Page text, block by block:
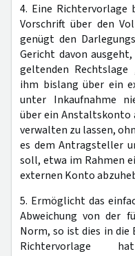
4. Eine Richtervorlage
Vorschrift über den
genügt den
Gericht davon
geltenden
ihm bislang über ein
unter Inkaufnahme
über ein Anstaltskonto
verwalten zu lassen,
es dem Antragsteller
soll, etwa im Rahmen
externen Konto
5. Ermöglicht das
Abweichung von der
Norm, so ist dies in die